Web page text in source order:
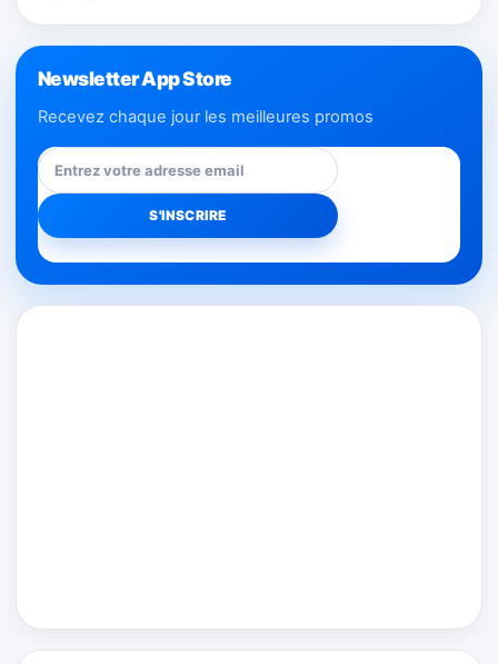
Newsletter App Store
Recevez chaque jour les meilleures promos